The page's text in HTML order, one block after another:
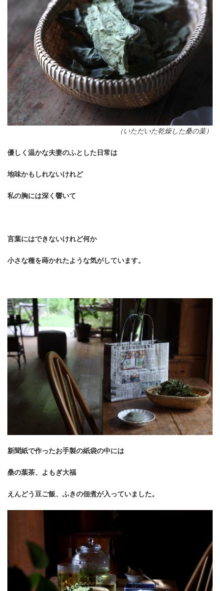
（いただいた乾燥した桑の葉）
優しく温かな夫妻のふとした日常は
地味かもしれないけれど
私の胸には深く響いて
言葉にはできないけれど何か
小さな種を蒔かれたような気がしています。
新聞紙で作ったお手製の紙袋の中には
桑の葉茶、 よもぎ大福
えんどう豆ご飯、 ふきの佃煮が入っていました。